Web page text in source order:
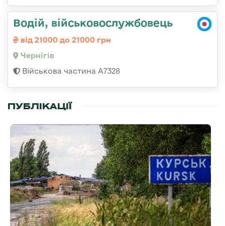
Водій, військовослужбовець
від 21000 до 21000 грн
Чернігів
Військова частина А7328
ПУБЛІКАЦІЇ